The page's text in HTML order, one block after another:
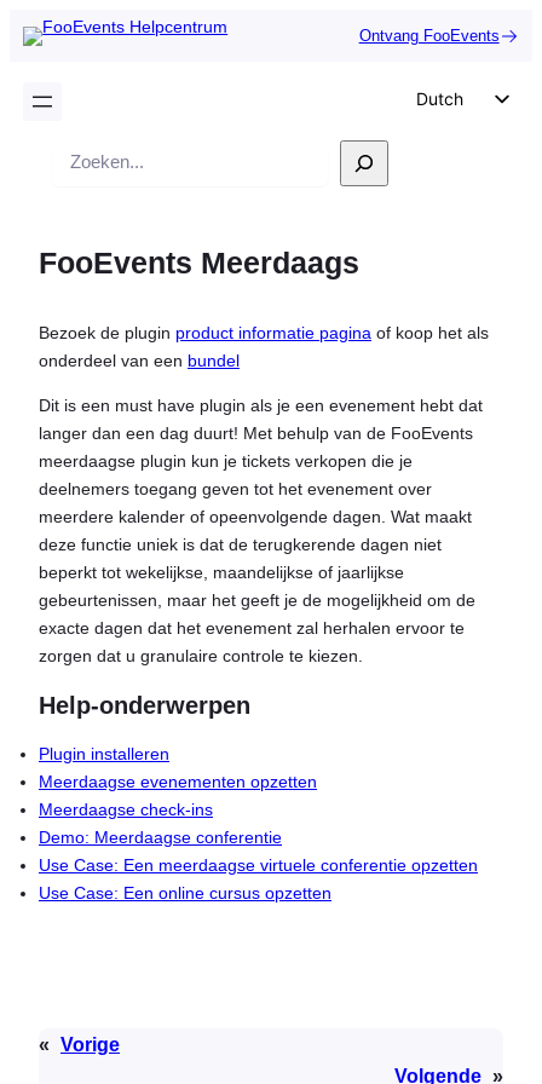
Ontvang FooEvents
Dutch
French
Czech
Zoek
FooEvents Meerdaags
Bezoek de plugin product informatie pagina of koop het als
onderdeel van een bundel
Dit is een must have plugin als je een evenement hebt dat
langer dan een dag duurt! Met behulp van de FooEvents
meerdaagse plugin kun je tickets verkopen die je
deelnemers toegang geven tot het evenement over
meerdere kalender of opeenvolgende dagen. Wat maakt
deze functie uniek is dat de terugkerende dagen niet
beperkt tot wekelijkse, maandelijkse of jaarlijkse
gebeurtenissen, maar het geeft je de mogelijkheid om de
exacte dagen dat het evenement zal herhalen ervoor te
zorgen dat u granulaire controle te kiezen.
Help-onderwerpen
Plugin installeren
Meerdaagse evenementen opzetten
Meerdaagse check-ins
Demo: Meerdaagse conferentie
Use Case: Een meerdaagse virtuele conferentie opzetten
Use Case: Een online cursus opzetten
« Vorige
Volgende »